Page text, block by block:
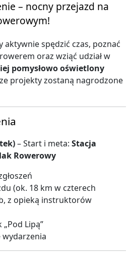
– nocny przejazd na
aktywnie spędzić czas, poznać
oraz wziąć udział w
pomysłowo oświetlony
projekty zostaną nagrodzone
– Start i meta: Stacja
Rowerowy
(ok. 18 km w czterech
z opieką instruktorów
Lipą”
wydarzenia